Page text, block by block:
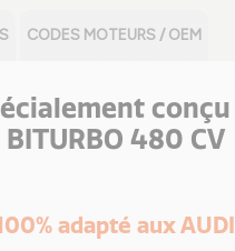
CODES MOTEURS / OEM
conçu
480 CV
adapté aux AUDI